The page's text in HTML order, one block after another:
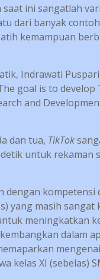
ini sangatlah
dari banyak
kemampuan
Indrawati
goal is to
and
dan tua, TikTok
untuk rekaman
kompetensi
yang masih
meningkatkan
dalam
kelas XI (sebelas)